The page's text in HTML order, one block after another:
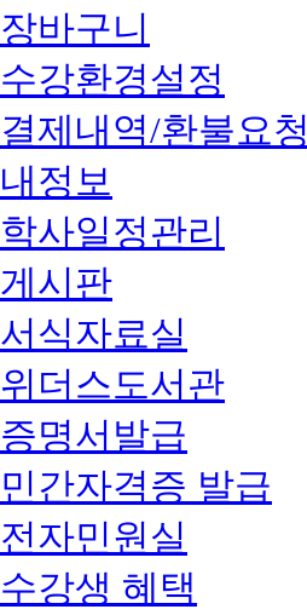
장바구니
수강환경설정
결제내역/환불요청
내정보
학사일정관리
게시판
서식자료실
위더스도서관
증명서발급
민간자격증 발급
전자민원실
수강생 혜택